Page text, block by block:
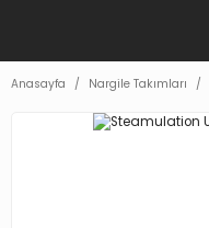
Anasayfa Nargile Takımları